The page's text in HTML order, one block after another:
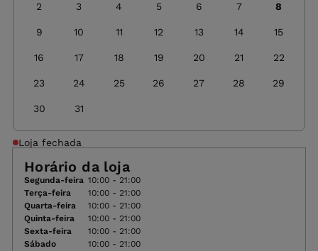
2 3 4 5 6 7 8
9 10 11 12 13 14 15
16 17 18 19 20 21 22
23 24 25 26 27 28 29
30 31
Loja fechada
Horário da loja
Segunda-feira 10:00 - 21:00
Terça-feira
10:00 - 21:00
Quarta-feira
10:00 - 21:00
Quinta-feira
10:00 - 21:00
Sexta-feira
10:00 - 21:00
Sábado
10:00 - 21:00